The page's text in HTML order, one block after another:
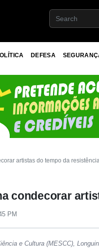
DEFESA
artistas do tempo da
condecorar
PM
e Cultura (MESCC),